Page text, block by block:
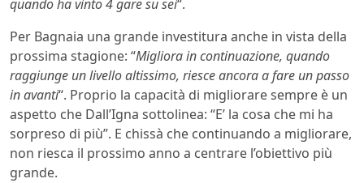
quando ha vinto 4 gare su sei“.
Per Bagnaia una grande investitura anche in vista della
prossima stagione: “Migliora in continuazione, quando
raggiunge un livello altissimo, riesce ancora a fare un passo
in avanti“. Proprio la capacità di migliorare sempre è un
aspetto che Dall’Igna sottolinea: “E’ la cosa che mi ha
sorpreso di più”. E chissà che continuando a migliorare,
non riesca il prossimo anno a centrare l’obiettivo più
grande.